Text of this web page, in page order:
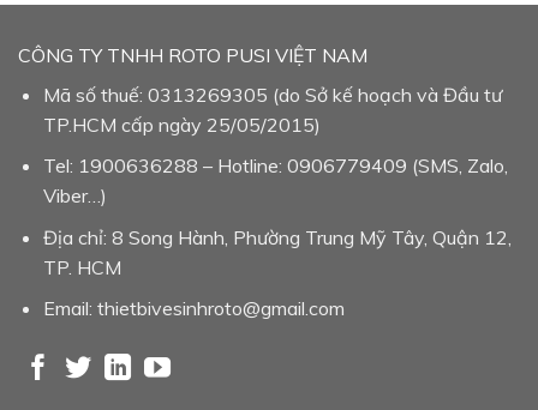
CÔNG TY TNHH ROTO PUSI VIỆT NAM
Mã số thuế: 0313269305 (do Sở kế hoạch và Đầu tư
TP.HCM cấp ngày 25/05/2015)
Tel: 1900636288 – Hotline: 0906779409 (SMS, Zalo,
Viber…)
Địa chỉ: 8 Song Hành, Phường Trung Mỹ Tây, Quận 12,
TP. HCM
Email: thietbivesinhroto@gmail.com